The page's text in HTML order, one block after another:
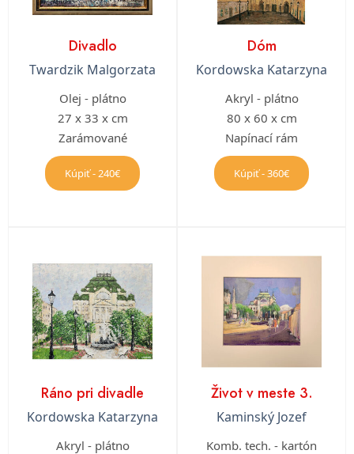
Divadlo
Twardzik Malgorzata
Olej - plátno
27 x 33 x cm
Zarámované
Kúpiť - 240€
Dóm
Kordowska Katarzyna
Akryl - plátno
80 x 60 x cm
Napínací rám
Kúpiť - 360€
Ráno pri divadle
Kordowska Katarzyna
Akryl - plátno
Život v meste 3.
Kaminský Jozef
Komb. tech. - kartón